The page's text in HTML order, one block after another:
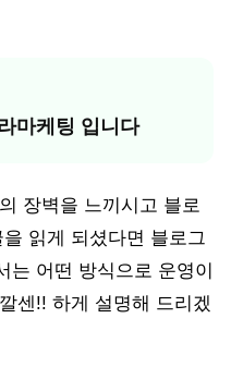
마케팅 입니다
장벽을 느끼시고 블로
읽게 되셨다면 블로그
는 어떤 방식으로 운영이
센!! 하게 설명해 드리겠